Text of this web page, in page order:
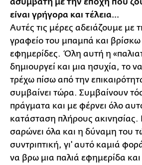
είναι γρήγορα και τέλεια…
Aυτές τις μέρες αδειάζουμε με
γραφείο του μπαμπά και βρίσκω
εφημερίδες. Όλη αυτή η
δημιουργεί και μια ησυχία, το
τρέχω πίσω από την
συμβαίνει τώρα. Συμβαίνουν
πράγματα και με φέρνει όλο
κατάσταση πλήρους
σαρώνει όλα και η δύναμη του
συντριπτική, γι' αυτό καμιά
να βρω μια παλιά εφημερίδα